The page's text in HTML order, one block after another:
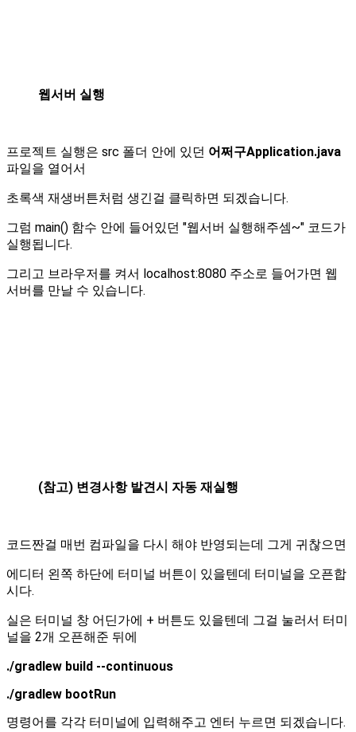
웹서버 실행
프로젝트 실행은 src 폴더 안에 있던 어쩌구Application.java
파일을 열어서
초록색 재생버튼처럼 생긴걸 클릭하면 되겠습니다.
그럼 main() 함수 안에 들어있던 "웹서버 실행해주셈~" 코드가
실행됩니다.
그리고 브라우저를 켜서 localhost:8080 주소로 들어가면 웹
서버를 만날 수 있습니다.
(참고) 변경사항 발견시 자동 재실행
코드짠걸 매번 컴파일을 다시 해야 반영되는데 그게 귀찮으면
에디터 왼쪽 하단에 터미널 버튼이 있을텐데 터미널을 오픈합
시다.
실은 터미널 창 어딘가에 + 버튼도 있을텐데 그걸 눌러서 터미
널을 2개 오픈해준 뒤에
./gradlew build --continuous
./gradlew bootRun
명령어를 각각 터미널에 입력해주고 엔터 누르면 되겠습니다.